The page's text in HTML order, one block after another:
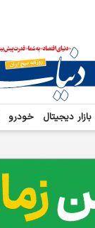
بازار دیجیتال خودرو